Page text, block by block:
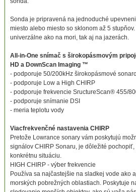
Sonda je pripravená na jednoduché
miesto alebo miesto so sklonom až 5
univerzálne ako na mori, tak aj na jazerách.
All-in-One snímač s širokopásmovým
HD a DownScan Imaging ™
- podporuje 50/200kHz širokopásmové
- podporuje Low a High CHIRP
- podporuje frekvencie SructureScan® 455/
- podporuje snímanie DSI
- meria teplotu vody
Viacfrekvenčné nastavenia CHIRP
Pretože Lowrance sonary vám poskytujú
signálov CHIRP Sonaru, je dôležité pochopiť,
konkrétnu situáciu.
HIGH CHIRP - výber frekvencie
Používa sa najčastejšie na sladkej vode ako
morských pobrežných oblastiach. Poskytuje